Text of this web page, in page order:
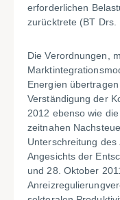
erforderlichen
zurücktrete (BT Drs.
Die Verordnungen,
Energien
Verständigung der
2012 ebenso wie
zeitnahen
Unterschreitung des
Angesichts der
und 28. Oktober